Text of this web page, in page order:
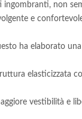
non
e
ha elaborato
elasticizzata
vestibilità e